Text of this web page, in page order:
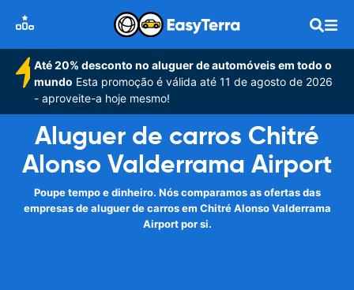
Até 20% desconto no aluguer de automóveis em todo o
mundo Esta promoção é válida até 11 de agosto de 2026
- aproveite-a hoje mesmo!
Aluguer de carros Chitré
Alonso Valderrama Airport
Poupe tempo e dinheiro. Nós comparamos as ofertas das
empresas de aluguer de carros em Chitré Alonso Valderrama
Airport por si.